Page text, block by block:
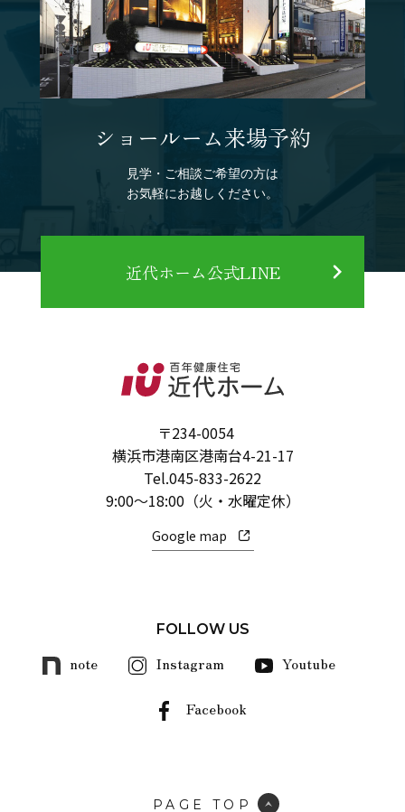
ショールーム来場予約
見学・ご相談ご希望の方は
お気軽にお越しください。
近代ホーム公式LINE
〒234-0054
横浜市港南区港南台4-21-17
Tel.045-833-2622
9:00～18:00（火・水曜定休）
Google map
FOLLOW US
note Instagram Youtube
Facebook
PAGE TOP